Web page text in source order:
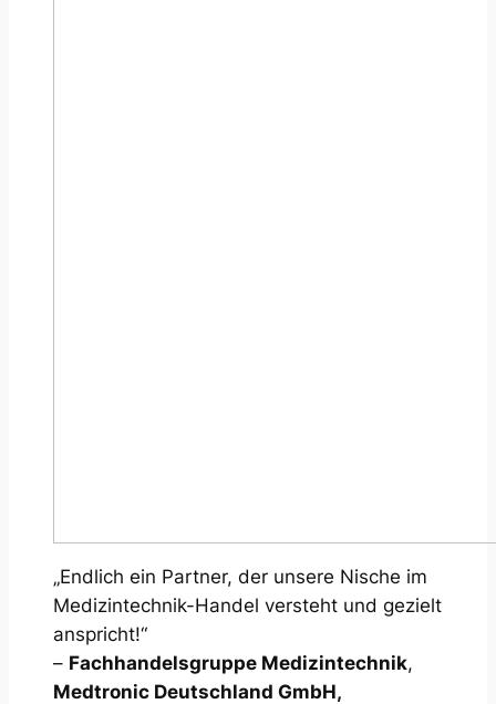
„Endlich ein Partner, der unsere Nische im
Medizintechnik-Handel versteht und gezielt
anspricht!“
– Fachhandelsgruppe Medizintechnik,
Medtronic Deutschland GmbH,